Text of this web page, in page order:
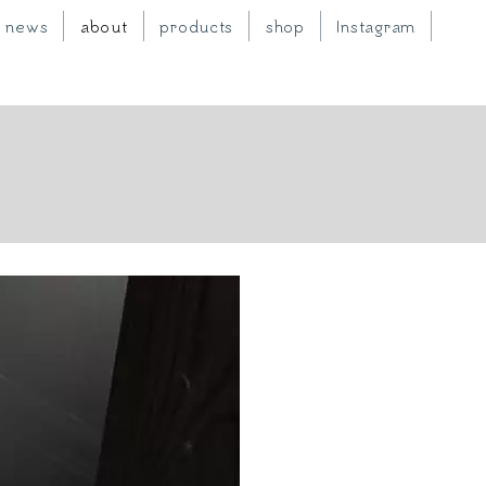
news about products shop Instagram